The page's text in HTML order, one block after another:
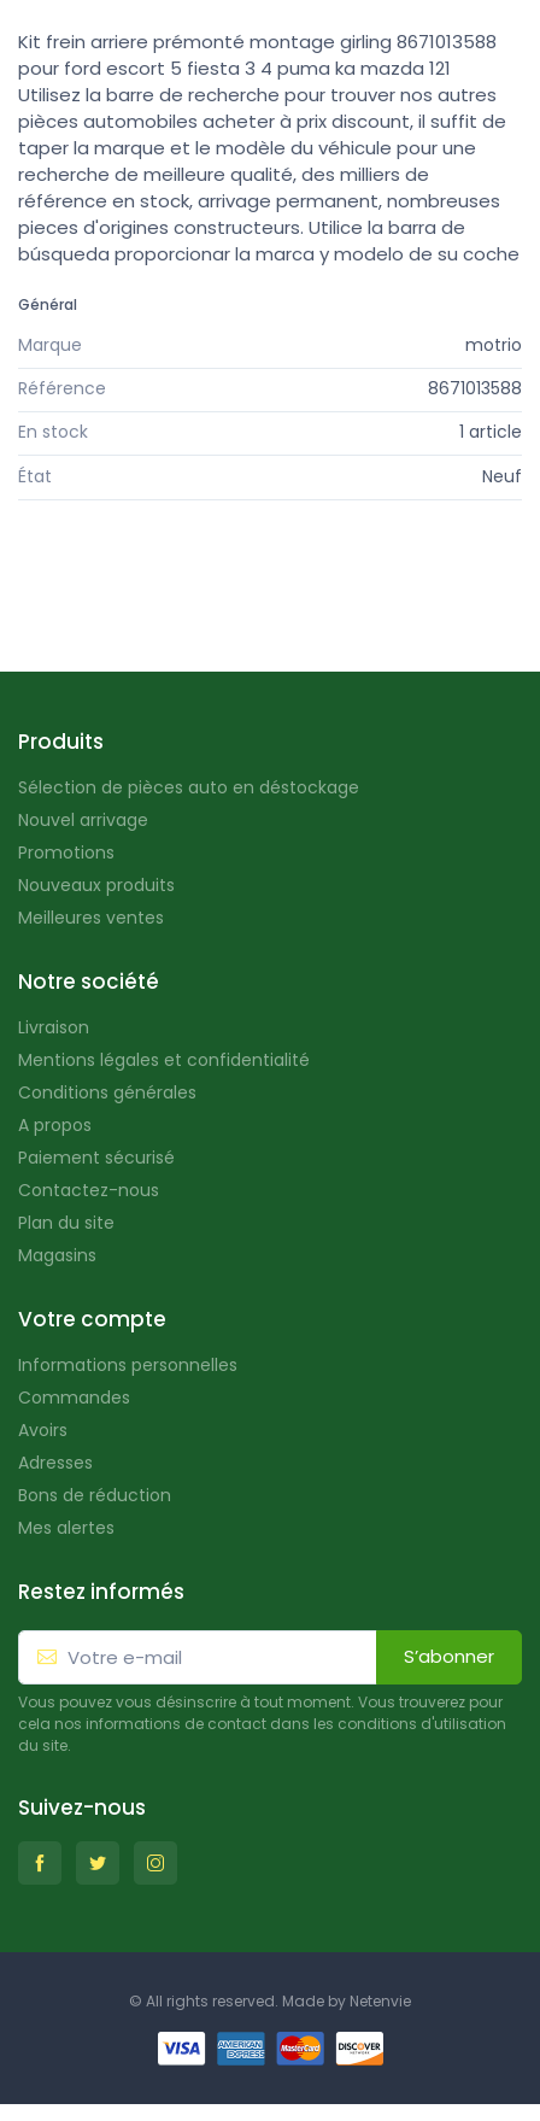
Kit frein arriere prémonté montage girling 8671013588
pour ford escort 5 fiesta 3 4 puma ka mazda 121
Utilisez la barre de recherche pour trouver nos autres
pièces automobiles acheter à prix discount, il suffit de
taper la marque et le modèle du véhicule pour une
recherche de meilleure qualité, des milliers de
référence en stock, arrivage permanent, nombreuses
pieces d'origines constructeurs. Utilice la barra de
búsqueda proporcionar la marca y modelo de su coche
Général
Marque
motrio
Référence
8671013588
En stock
1 article
État
Neuf
Produits
Sélection de pièces auto en déstockage
Nouvel arrivage
Promotions
Nouveaux produits
Meilleures ventes
Notre société
Livraison
Mentions légales et confidentialité
Conditions générales
A propos
Paiement sécurisé
Contactez-nous
Plan du site
Magasins
Votre compte
Informations personnelles
Commandes
Avoirs
Adresses
Bons de réduction
Mes alertes
Restez informés
S’abonner
Vous pouvez vous désinscrire à tout moment. Vous trouverez pour
cela nos informations de contact dans les conditions d'utilisation
du site.
Suivez-nous
© All rights reserved. Made by Netenvie